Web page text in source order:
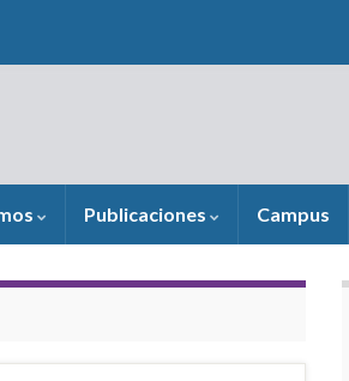
Publicaciones Campus